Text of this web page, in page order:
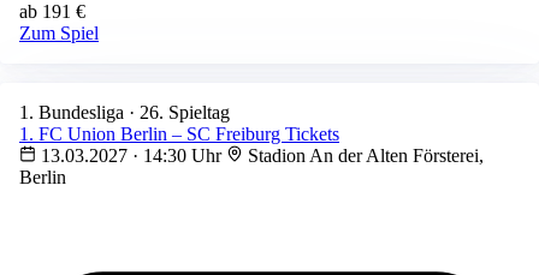
ab 191 €
Zum Spiel
1. Bundesliga · 26. Spieltag
1. FC Union Berlin – SC Freiburg Tickets
13.03.2027 · 14:30 Uhr
Stadion An der Alten Försterei,
Berlin